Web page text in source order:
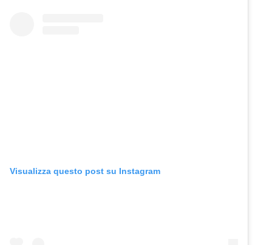
Visualizza questo post su Instagram